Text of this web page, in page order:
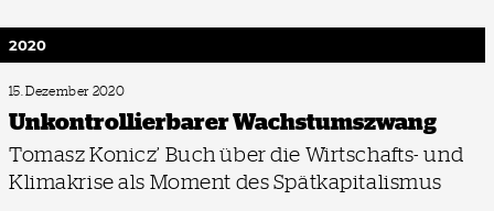
2020
15. Dezember 2020
Unkontrollierbarer Wachstumszwang
Tomasz Konicz’ Buch über die Wirtschafts- und
Klimakrise als Moment des Spätkapitalismus